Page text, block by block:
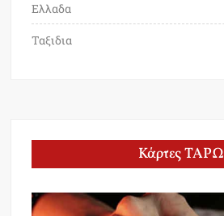
Ελλαδα
Ταξιδια
Κάρτες ΤΑΡΩ